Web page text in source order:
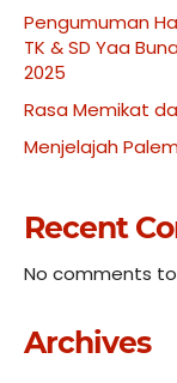
Pengumuman
TK & SD Yaa
2025
Rasa Memikat
Menjelajah
Recent
No comments
Archives